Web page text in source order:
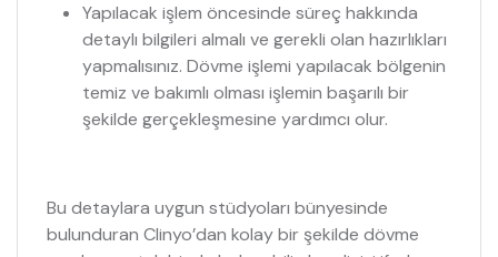
Yapılacak işlem öncesinde süreç hakkında
detaylı bilgileri almalı ve gerekli olan hazırlıkları
yapmalısınız. Dövme işlemi yapılacak bölgenin
temiz ve bakımlı olması işlemin başarılı bir
şekilde gerçekleşmesine yardımcı olur.
Bu detaylara uygun stüdyoları bünyesinde
bulunduran Clinyo’dan kolay bir şekilde dövme